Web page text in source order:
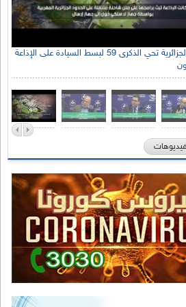
الإذاعة الجزائرية تحي الذكرى 59 لبسط السيادة على الإذاعة